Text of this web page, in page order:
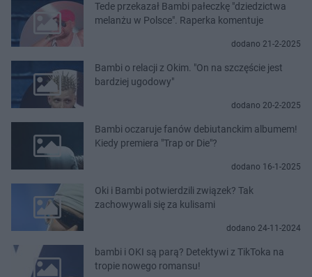
Tede przekazał Bambi pałeczkę "dziedzictwa
melanżu w Polsce". Raperka komentuje
dodano 21-2-2025
Bambi o relacji z Okim. "On na szczęście jest
bardziej ugodowy"
dodano 20-2-2025
Bambi oczaruje fanów debiutanckim albumem!
Kiedy premiera "Trap or Die"?
dodano 16-1-2025
Oki i Bambi potwierdzili związek? Tak
zachowywali się za kulisami
dodano 24-11-2024
bambi i OKI są parą? Detektywi z TikToka na
tropie nowego romansu!